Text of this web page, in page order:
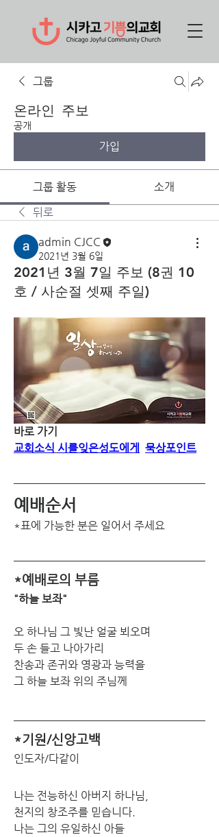
그룹
온라인 주보
공개
가입
그룹 활동
소개
뒤로
admin CJCC
2021년 3월 6일
2021년 3월 7일 주보 (8권 10
호 / 사순절 셋째 주일)
바로 가기
교회소식 시를잊은성도에게 묵상포인트
예배순서
*표에 가능한 분은 일어서 주세요
*예배로의 부름
"하늘 보좌"
오 하나님 그 빛난 얼굴 뵈오며
두 손 들고 나아가리
찬송과 존귀와 영광과 능력을
그 하늘 보좌 위의 주님께
*기원/신앙고백
인도자/다같이
나는 전능하신 아버지 하나님,
천지의 창조주를 믿습니다.
나는 그의 유일하신 아들